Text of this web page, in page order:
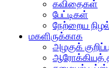
கவிதைகள்
பேட்டிகள்
நேற்றைய
மகளிருக்காக
அழகுக் குறிப்பு
ஆரோக்கியத்